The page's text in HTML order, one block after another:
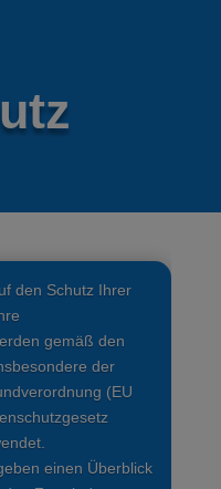
den Schutz Ihrer
gemäß den
der
(EU
einen Überblick